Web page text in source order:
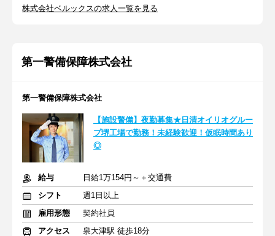
株式会社ベルックスの求人一覧を見る
第一警備保障株式会社
第一警備保障株式会社
【施設警備】夜勤募集★日清オイリオグルー
プ堺工場で勤務！未経験歓迎！仮眠時間あり
◎
給与
日給1万154円～＋交通費
シフト
週1日以上
雇用形態
契約社員
アクセス
泉大津駅 徒歩18分